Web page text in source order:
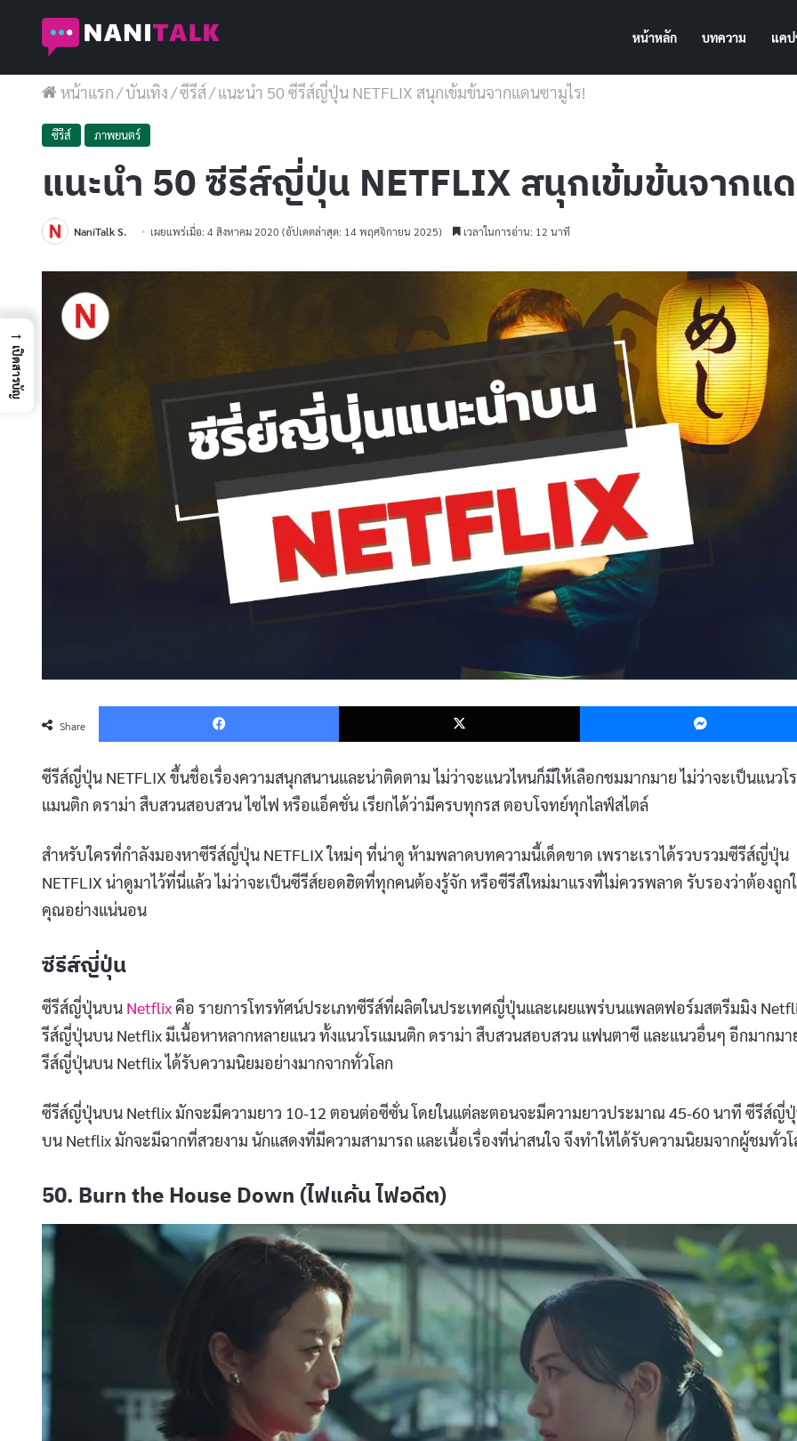
หน้าหลัก บทความ แค
หน้าแรก/บันเทิง/ซีรีส์/แนะนำ 50 ซีรีส์ญี่ปุ่น NETFLIX สนุกเข้มข้นจากแดนซามูไร!
ซีรีส์ ภาพยนตร์
แนะนำ 50 ซีรีส์ญี่ปุ่น NETFLIX สนุกเข้มข้นจากแ
NaniTalk S. เผยแพร่เมื่อ: 4 สิงหาคม 2020 (อัปเดตล่าสุด: 14 พฤศจิกายน 2025) เวลาในการอ่าน: 12 นาที
Share
Facebook X
ซีรีส์ญี่ปุ่น NETFLIX ขึ้นชื่อเรื่องความสนุกสนานและน่าติดตาม ไม่ว่าจะแนวไหนก็มีให้เลือกชมมากมาย ไม่ว่าจะเป็นแนวโร
แมนติก ดราม่า สืบสวนสอบสวน ไซไฟ หรือแอ็คชั่น เรียกได้ว่ามีครบทุกรส ตอบโจทย์ทุกไลฟ์สไตล์
สำหรับใครที่กำลังมองหาซีรีส์ญี่ปุ่น NETFLIX ใหม่ๆ ที่น่าดู ห้ามพลาดบทความนี้เด็ดขาด เพราะเราได้รวบรวมซีรีส์ญี่ปุ่น
NETFLIX น่าดูมาไว้ที่นี่แล้ว ไม่ว่าจะเป็นซีรีส์ยอดฮิตที่ทุกคนต้องรู้จัก หรือซีรีส์ใหม่มาแรงที่ไม่ควรพลาด รับรองว่าต้องถูก
คุณอย่างแน่นอน
ซีรีส์ญี่ปุ่น
ซีรีส์ญี่ปุ่นบน Netflixคือ รายการโทรทัศน์ประเภทซีรีส์ที่ผลิตในประเทศญี่ปุ่นและเผยแพร่บนแพลตฟอร์มสตรีมมิง
รีส์ญี่ปุ่นบน Netflix มีเนื้อหาหลากหลายแนว ทั้งแนวโรแมนติก ดราม่า สืบสวนสอบสวน แฟนตาซี และแนวอื่นๆ อีกมากมา
รีส์ญี่ปุ่นบน Netflix ได้รับความนิยมอย่างมากจากทั่วโลก
ซีรีส์ญี่ปุ่นบน Netflix มักจะมีความยาว 10-12 ตอนต่อซีซั่น โดยในแต่ละตอนจะมีความยาวประมาณ 45-60 นาที ซีรีส์ญี่
บน Netflix มักจะมีฉากที่สวยงาม นักแสดงที่มีความสามารถ และเนื้อเรื่องที่น่าสนใจ จึงทำให้ได้รับความนิยมจากผู้ชมทั่ว
50. Burn the House Down (ไฟแค้น ไฟอดีต)
→
เปิดสารบัญ